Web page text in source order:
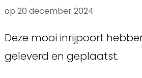
op 20 december 2024
Deze mooi inrijpoort
geleverd en geplaatst.